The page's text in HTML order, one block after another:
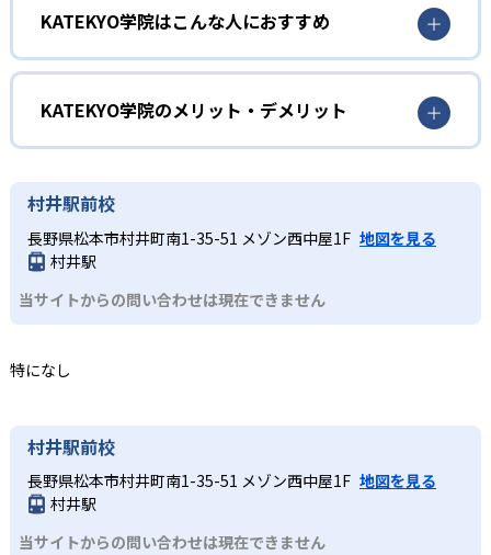
KATEKYO学院では、リアルタイムの完全マンツーマン指導
でプロ教師が子どもの理解度を丁寧に把握する。質問が苦
手な場合でも、ペンの動きなどを見ることで子どもに必要
なアドバイスや解説を行う。
KATEKYO学院はこんな人におすすめ
専門的な進路相談を受けたい人
進路相談の専門スタッフが在籍
KATEKYO学院では、学習指導を行うプロ教師とは別に、進
的な進路指導を行えるプロの相談員で、教師に対するアド
バイスも行う。
KATEKYO学院のメリット・デメリット
KATEKYO学院では、担任制による完全個別指導を行ってい
しやすい。教師が毎回同じなので、信頼関係を築きやすい
点もメリットだ。
どんなデメリットがある？
分・150分から選択するシステムとなっている。1コマ50分
村井駅前校
長野県松本市村井町南1-35-51 メゾン西中屋1F 地図を見る
村井駅
当サイトからの問い合わせは現在できません
特になし
村井駅前校
長野県松本市村井町南1-35-51 メゾン西中屋1F 地図を見る
村井駅
当サイトからの問い合わせは現在できません